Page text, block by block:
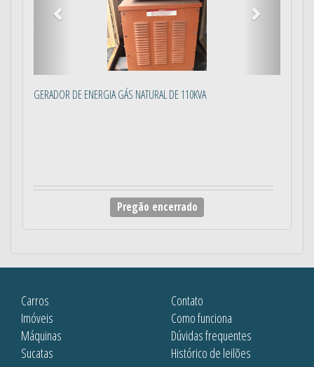
GERADOR DE ENERGIA GÁS NATURAL DE 110KVA
Pregão encerrado
Carros
Imóveis
Máquinas
Sucatas
Contato
Como funciona
Dúvidas frequentes
Histórico de leilões